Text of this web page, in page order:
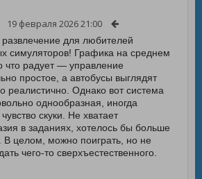
19 февраля 2026 21:00
для любителей
симуляторов! Графика на среднем
что радует — управление
простое, а автобусы выглядят
реалистично. Однако вот система
однообразная, иногда
скуки. Не хватает
в заданиях, хотелось бы больше
В целом, можно поиграть, но не
чего-то сверхъестественного.